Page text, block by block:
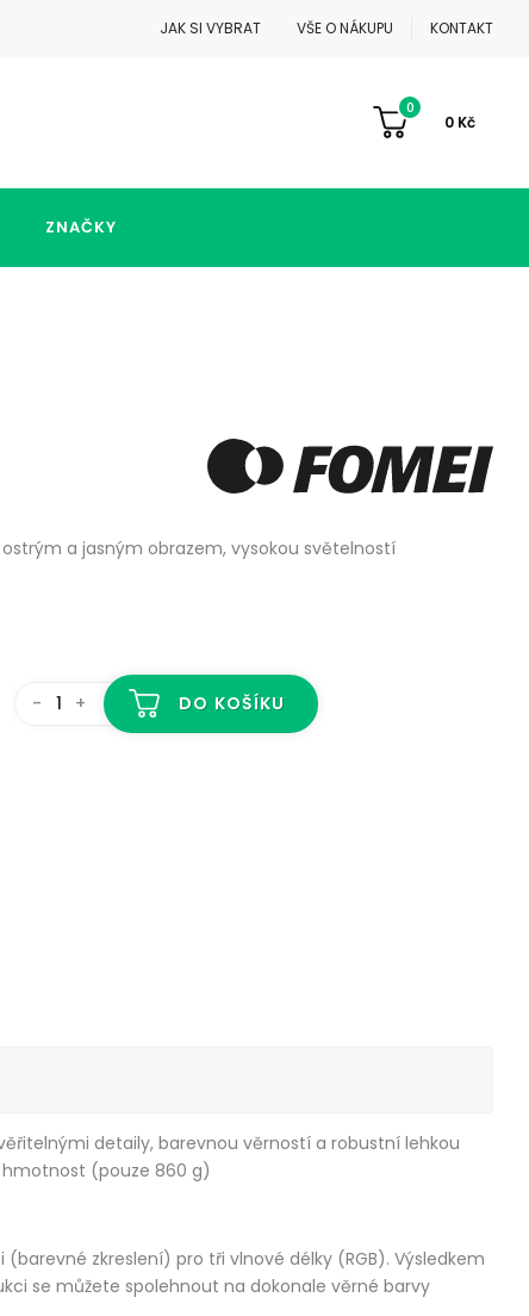
JAK SI VYBRAT VŠE O NÁKUPU KONTAKT
0
0 Kč
ZNAČKY
ostrým a jasným obrazem, vysokou světelností
- + DO KOŠÍKU
detaily, barevnou věrností a robustní lehkou
hmotnost (pouze 860 g)
zkreslení) pro tři vlnové délky (RGB). Výsledkem
se můžete spolehnout na dokonale věrné barvy